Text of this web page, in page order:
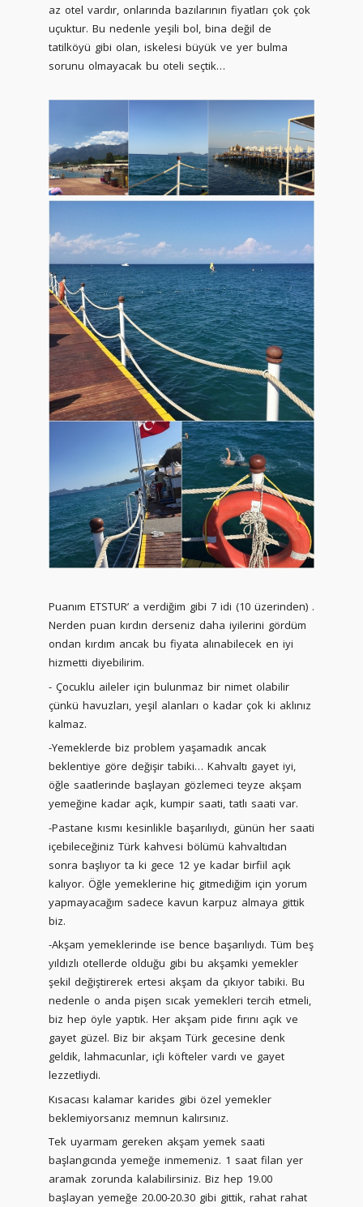
az otel vardır, onlarında bazılarının fiyatları çok çok
uçuktur. Bu nedenle yeşili bol, bina değil de
tatilköyü gibi olan, iskelesi büyük ve yer bulma
sorunu olmayacak bu oteli seçtik…
Puanım ETSTUR’ a verdiğim gibi 7 idi (10 üzerinden) .
Nerden puan kırdın derseniz daha iyilerini gördüm
ondan kırdım ancak bu fiyata alınabilecek en iyi
hizmetti diyebilirim.
- Çocuklu aileler için bulunmaz bir nimet olabilir
çünkü havuzları, yeşil alanları o kadar çok ki aklınız
kalmaz.
-Yemeklerde biz problem yaşamadık ancak
beklentiye göre değişir tabiki… Kahvaltı gayet iyi,
öğle saatlerinde başlayan gözlemeci teyze akşam
yemeğine kadar açık, kumpir saati, tatlı saati var.
-Pastane kısmı kesinlikle başarılıydı, günün her saati
içebileceğiniz Türk kahvesi bölümü kahvaltıdan
sonra başlıyor ta ki gece 12 ye kadar birfiil açık
kalıyor. Öğle yemeklerine hiç gitmediğim için yorum
yapmayacağım sadece kavun karpuz almaya gittik
biz.
-Akşam yemeklerinde ise bence başarılıydı. Tüm beş
yıldızlı otellerde olduğu gibi bu akşamki yemekler
şekil değiştirerek ertesi akşam da çıkıyor tabiki. Bu
nedenle o anda pişen sıcak yemekleri tercih etmeli,
biz hep öyle yaptık. Her akşam pide fırını açık ve
gayet güzel. Biz bir akşam Türk gecesine denk
geldik, lahmacunlar, içli köfteler vardı ve gayet
lezzetliydi.
Kısacası kalamar karides gibi özel yemekler
beklemiyorsanız memnun kalırsınız.
Tek uyarmam gereken akşam yemek saati
başlangıcında yemeğe inmemeniz. 1 saat filan yer
aramak zorunda kalabilirsiniz. Biz hep 19.00
başlayan yemeğe 20.00-20.30 gibi gittik, rahat rahat